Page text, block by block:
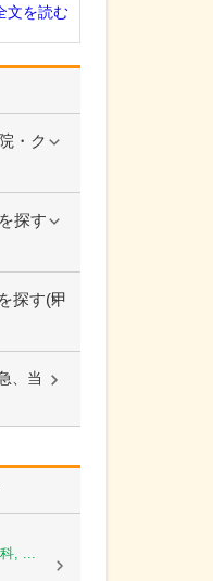
・ク
探す
探す(甲
、当
, ...
文を読む